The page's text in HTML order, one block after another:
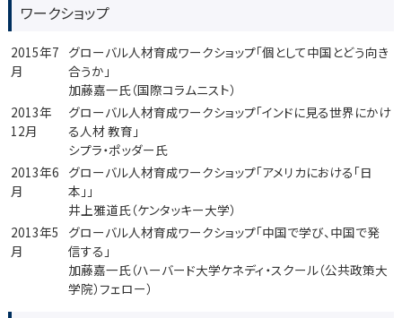
ワークショップ
2015年7
月
グローバル人材育成ワークショップ「個として中国とどう向き
合うか」
加藤嘉一氏（国際コラムニスト）
2013年
12月
グローバル人材育成ワークショップ「インドに見る世界にかけ
る人材 教育」
シプラ・ポッダー氏
2013年6
月
グローバル人材育成ワークショップ「アメリカにおける「日
本」」
井上雅道氏（ケンタッキー大学）
2013年5
月
グローバル人材育成ワークショップ「中国で学び、中国で発
信する」
加藤嘉一氏（ハーバード大学ケネディ・スクール（公共政策大
学院）フェロー）